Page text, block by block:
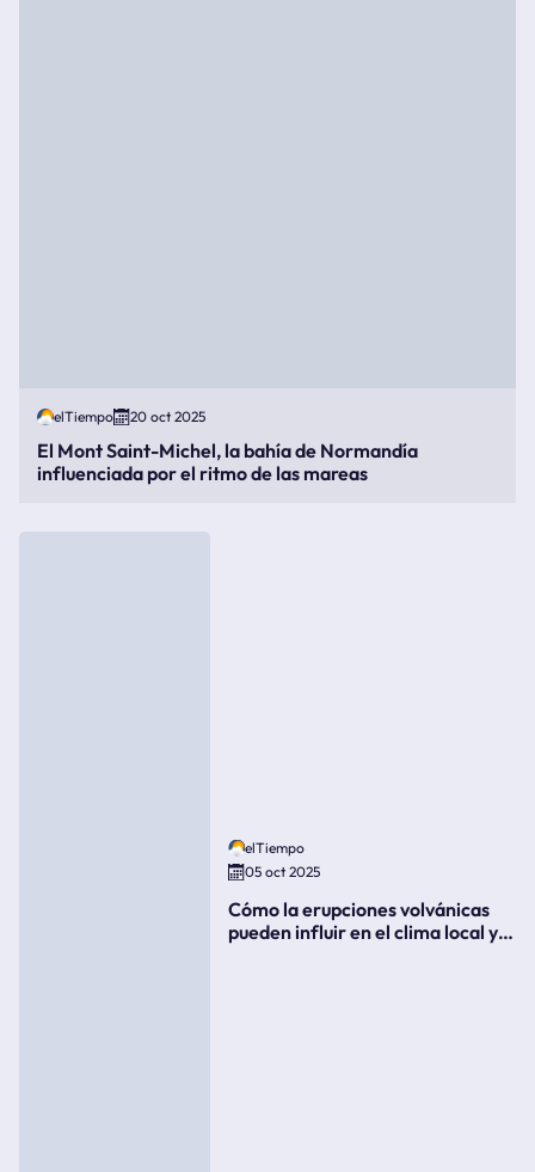
elTiempo 20 oct 2025
El Mont Saint-Michel, la bahía de Normandía
influenciada por el ritmo de las mareas
elTiempo
05 oct 2025
Cómo la erupciones volvánicas
pueden influir en el clima local y